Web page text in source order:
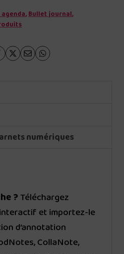
,Bullet journal,
numériques
?Téléchargez
et importez-le
d’annotation
CollaNote,